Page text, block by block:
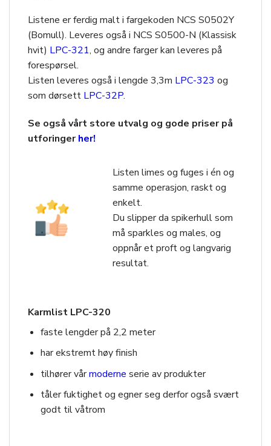
Listene er ferdig malt i fargekoden NCS S0502Y
(Bomull). Leveres også i NCS S0500-N (Klassisk
hvit) LPC-321, og andre farger kan leveres på
forespørsel.
Listen leveres også i lengde 3,3m LPC-323 og
som dørsett LPC-32P.
Se også vårt store utvalg og gode priser på
utforingerher!
Listen limes og fuges i én og
samme operasjon, raskt og
enkelt.
Du slipper da spikerhull som
må sparkles og males, og
oppnår et proft og langvarig
resultat.
Karmlist LPC-320
faste lengder på 2,2 meter
har ekstremt høy finish
tilhører vårmoderne serie av produkter
tåler fuktighet og egner seg derfor også svært
godt til våtrom